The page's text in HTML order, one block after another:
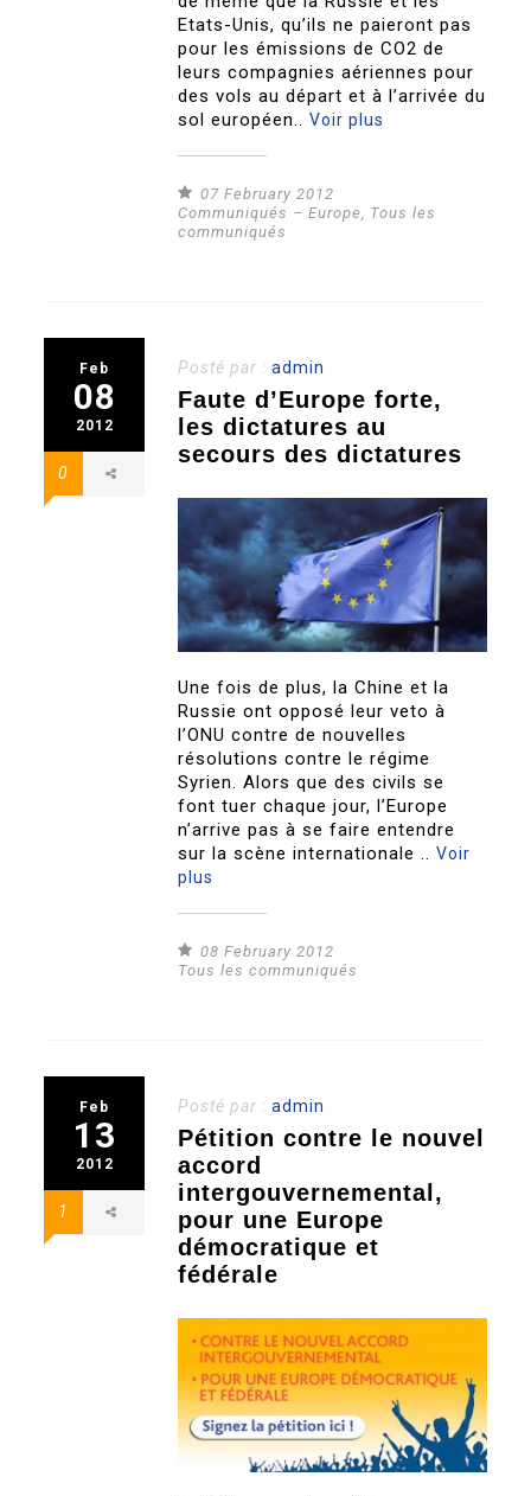
Etats-Unis, qu’ils ne paieront pas
pour les émissions de CO2 de
leurs compagnies aériennes pour
des vols au départ et à l’arrivée du
sol européen..Voir plus
07 February 2012
Communiqués – Europe
Tous les
communiqués
Feb
08
2012
0
Posté par :admin
Faute d’Europe forte,
les dictatures au
secours des dictatures
Une fois de plus, la Chine et la
Russie ont opposé leur veto à
l’ONU contre de nouvelles
résolutions contre le régime
Syrien. Alors que des civils se
font tuer chaque jour, l’Europe
n’arrive pas à se faire entendre
sur la scène internationale ..Voir
plus
08 February 2012
Tous les communiqués
Feb
13
2012
1
Posté par :admin
Pétition contre le nouvel
accord
intergouvernemental,
pour une Europe
démocratique et
fédérale